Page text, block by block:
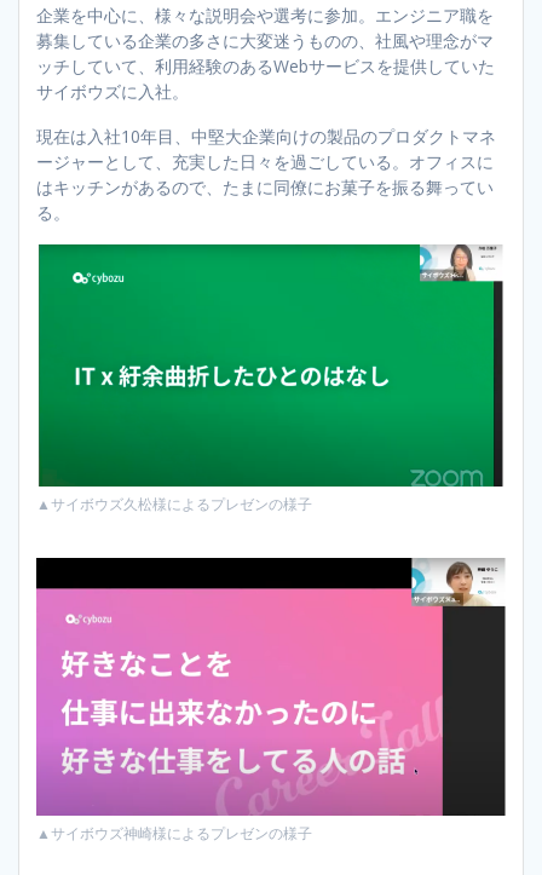
企業を中心に、様々な説明会や選考に参加。エンジニア職を
募集している企業の多さに大変迷うものの、社風や理念がマ
ッチしていて、利用経験のあるWebサービスを提供していた
サイボウズに入社。
現在は入社10年目、中堅大企業向けの製品のプロダクトマネ
ージャーとして、充実した日々を過ごしている。オフィスに
はキッチンがあるので、たまに同僚にお菓子を振る舞ってい
る。
▲サイボウズ久松様によるプレゼンの様子
▲サイボウズ神崎様によるプレゼンの様子